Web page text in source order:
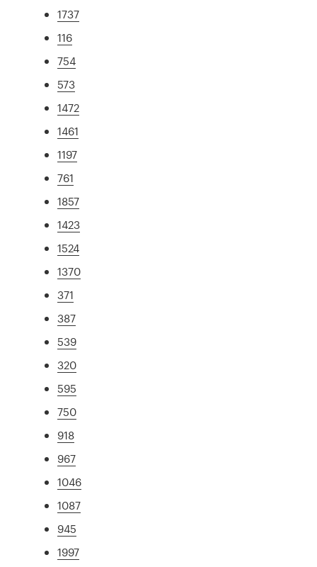
1737
116
754
573
1472
1461
1197
761
1857
1423
1524
1370
371
387
539
320
595
750
918
967
1046
1087
945
1997